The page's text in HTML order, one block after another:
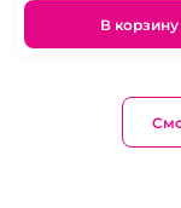
В корзину